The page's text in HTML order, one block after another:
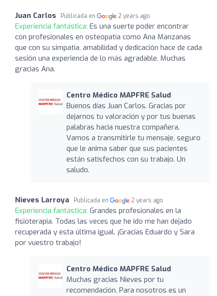
Juan Carlos Publicada en 2 years ago
Experiencia fantástica: Es una suerte poder encontrar
con profesionales en osteopatía como Ana Manzanas
que con su simpatia, amabilidad y dedicación hace de cada
sesión una experiencia de lo más agradable. Muchas
gracias Ana.
Centro Médico MAPFRE Salud
Buenos días Juan Carlos. Gracias por
dejarnos tu valoración y por tus buenas
palabras hacia nuestra compañera.
Vamos a transmitirle tu mensaje, seguro
que le anima saber que sus pacientes
están satisfechos con su trabajo. Un
saludo.
Nieves Larroya Publicada en 2 years ago
Experiencia fantástica: Grandes profesionales en la
fisioterapia. Todas las veces que he ido me han dejado
recuperada y esta última igual. ¡Gracias Eduardo y Sara
por vuestro trabajo!
Centro Médico MAPFRE Salud
Muchas gracias Nieves por tu
recomendación. Para nosotros es un